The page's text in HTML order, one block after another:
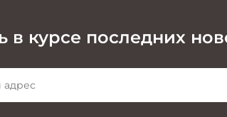
в курсе последних